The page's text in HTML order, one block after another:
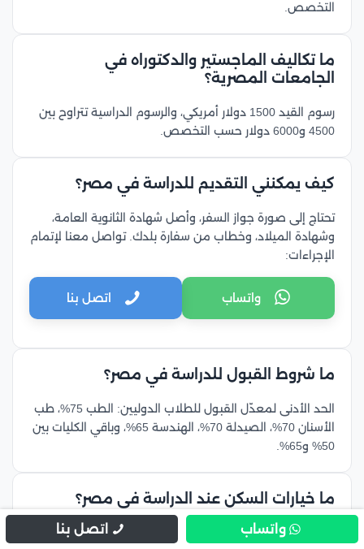
التخصص.
ما تكاليف الماجستير والدكتوراه في
الجامعات المصرية؟
رسوم القيد 1500 دولار أمريكي، والرسوم الدراسية تتراوح بين
4500 و6000 دولار حسب التخصص.
كيف يمكنني التقديم للدراسة في مصر؟
تحتاج إلى صورة جواز السفر، وأصل شهادة الثانوية العامة،
وشهادة الميلاد، وخطاب من سفارة بلدك. تواصل معنا لإتمام
الإجراءات:
واتساب اتصل بنا
ما شروط القبول للدراسة في مصر؟
الحد الأدنى لمعدّل القبول للطلاب الدوليين: الطب 75%، طب
الأسنان 70%، الصيدلة 70%، الهندسة 65%، وباقي الكليات بين
50% و65%.
ما خيارات السكن عند الدراسة في مصر؟
يمكنك الاختيار بين السكن الجامعي والسكن الخاص، وتتراوح
واتساب اتصل بنا